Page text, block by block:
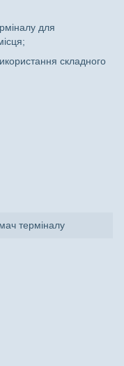
для
складного
терміналу